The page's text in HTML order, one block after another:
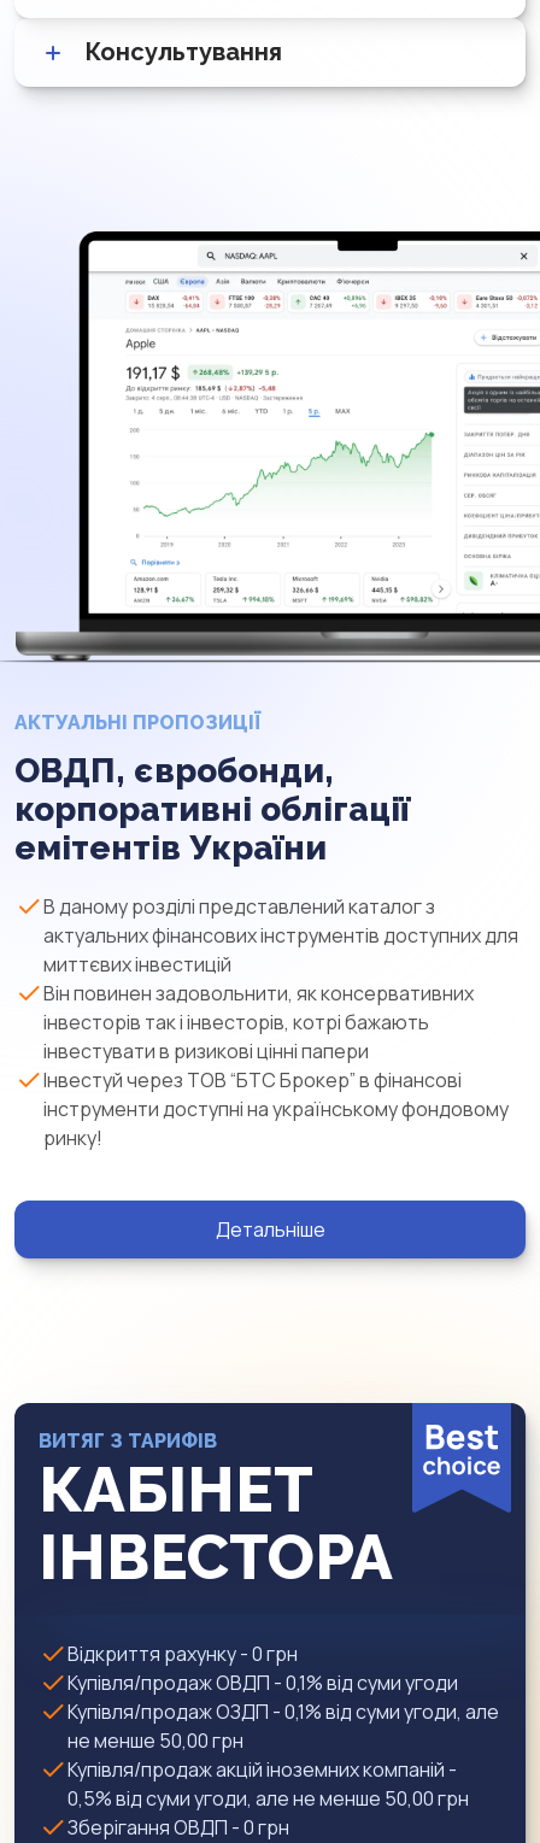
Виконання разових заявок клієнтів на
купівлю або продаж цінних паперів на
підставі укладених договір доручення або
Консультування
АКТУАЛЬНІ ПРОПОЗИЦІЇ
ОВДП, євробонди,
корпоративні облігації
емітентів України
В даному розділі представлений каталог з
актуальних фінансових інструментів доступних для
миттєвих інвестицій
Він повинен задовольнити, як консервативних
інвесторів так і інвесторів, котрі бажають
інвестувати в ризикові цінні папери
Інвестуй через ТОВ “БТС Брокер” в фінансові
інструменти доступні на українському фондовому
ринку!
Детальніше
ВИТЯГ З ТАРИФІВ
КАБІНЕТ
ІНВЕСТОРА
Відкриття рахунку - 0 грн
Купівля/продаж ОВДП - 0,1% від суми угоди
Купівля/продаж ОЗДП - 0,1% від суми угоди, але
не менше 50,00 грн
Купівля/продаж акцій іноземних компаній -
0,5% від суми угоди, але не менше 50,00 грн
Зберігання ОВДП - 0 грн